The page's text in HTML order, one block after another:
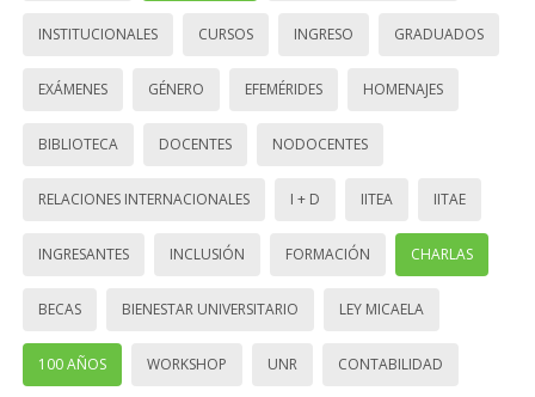
INSTITUCIONALES CURSOS INGRESO GRADUADOS
EXÁMENES GÉNERO EFEMÉRIDES HOMENAJES
BIBLIOTECA DOCENTES NODOCENTES
RELACIONES INTERNACIONALES I + D IITEA IITAE
INGRESANTES INCLUSIÓN FORMACIÓN CHARLAS
BECAS BIENESTAR UNIVERSITARIO LEY MICAELA
100 AÑOS WORKSHOP UNR CONTABILIDAD